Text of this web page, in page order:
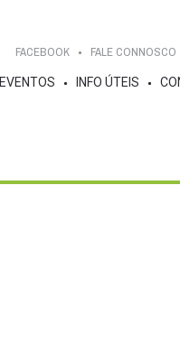
FACEBOOK FALE CONNOSCO
EVENTOS INFO ÚTEIS